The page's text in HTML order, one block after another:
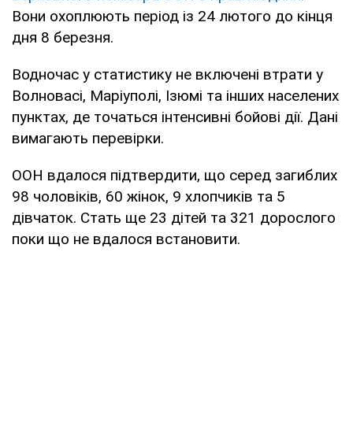
Вони охоплюють період із 24 лютого до кінця
дня 8 березня.
Водночас у статистику не включені втрати у
Волновасі, Маріуполі, Ізюмі та інших населених
пунктах, де точаться інтенсивні бойові дії. Дані
вимагають перевірки.
ООН вдалося підтвердити, що серед загиблих
98 чоловіків, 60 жінок, 9 хлопчиків та 5
дівчаток. Стать ще 23 дітей та 321 дорослого
поки що не вдалося встановити.